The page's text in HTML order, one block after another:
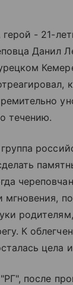
- 21-
Данил
течению.
родителям,
К
цела
после